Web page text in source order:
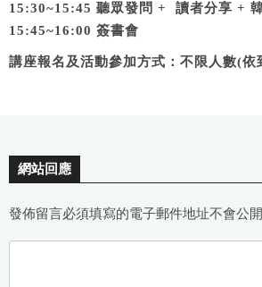
15:30~15:45 聽眾發問 + 讀者分享 +
15:45~16:00 簽書會
講座報名及活動參加方式：不限人數(依
網站回應
發佈留言必須填寫的電子郵件地址不會公開